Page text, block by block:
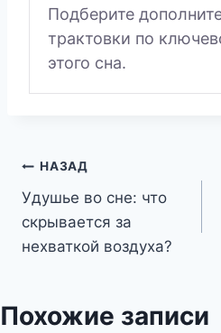
Подберите
трактовки по
этого сна.
Навигация
по
записям
НАЗАД
Удушье во сне: что
скрывается за
нехваткой воздуха?
Похожие записи